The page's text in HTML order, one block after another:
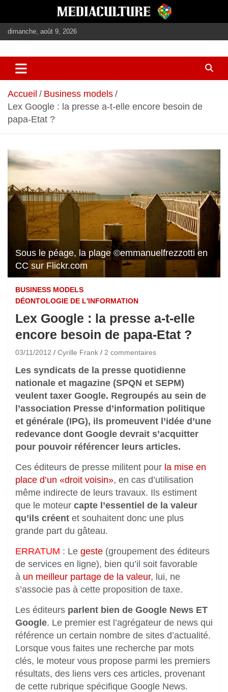
contenu
dimanche, août 9, 2026
mediaculture
Accueil
Business models
Lex Google : la presse a-t-elle encore besoin de
papa-Etat ?
Sous le péage, la plage ©emmanuelfrezzotti en
CC sur Flickr.com
BUSINESS MODELS
DÉONTOLOGIE DE L'INFORMATION
Lex Google : la presse a-t-elle
encore besoin de papa-Etat ?
03/11/2012 Cyrille Frank 2 commentaires
Les syndicats de la presse quotidienne
nationale et magazine (SPQN et SEPM)
veulent taxer Google. Regroupés au sein de
l’association Presse d’information politique
et générale (IPG), ils promeuvent l’idée d’une
redevance dont Google devrait s’acquitter
pour pouvoir référencer leurs articles.
Ces éditeurs de presse militent pour la mise en
place d’un «droit voisin», en cas d’utilisation
même indirecte de leurs travaux. Ils estiment
que le moteur capte l’essentiel de la valeur
qu’ils créent et souhaitent donc une plus
grande part du gâteau.
ERRATUM : Le geste (groupement des éditeurs
de services en ligne), bien qu’il soit favorable
à un meilleur partage de la valeur, lui, ne
s’associe pas à cette proposition de taxe.
Les éditeurs parlent bien de Google News ET
Google. Le premier est l’agrégateur de news qui
référence un certain nombre de sites d’actualité.
Lorsque vous faites une recherche par mots
clés, le moteur vous propose parmi les premiers
résultats, des liens vers ces articles, provenant
de cette rubrique spécifique Google News.